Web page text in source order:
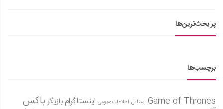
پر بحث‌ترین‌ها
برچسب‌ها
Game of Thrones استایل اطلاعات عمومی اینستاگرام بازیگر باکس